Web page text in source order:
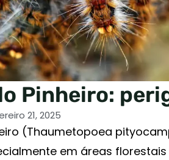
Pinheiro:
21, 2025
(Thaumetopoea
em áreas